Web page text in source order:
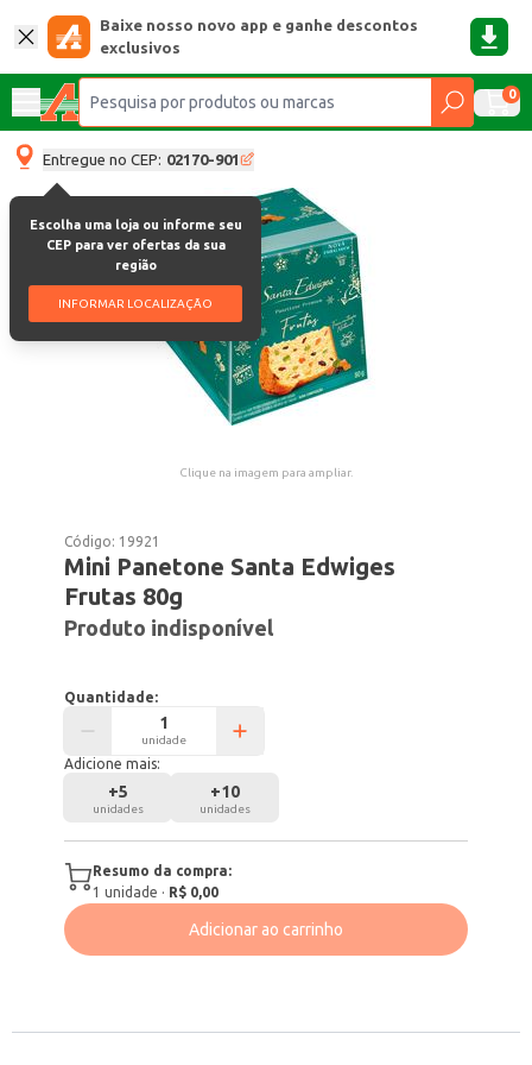
Baixe nosso novo app e ganhe descontos
exclusivos
0
Entregue no CEP: 02170-901
Escolha uma loja ou informe seu
CEP para ver ofertas da sua
região
INFORMAR LOCALIZAÇÃO
Clique na imagem para ampliar.
Código: 19921
Mini Panetone Santa Edwiges
Frutas 80g
Produto indisponível
Quantidade:
unidade
Adicione mais:
+5
unidades
+10
unidades
Resumo da compra:
1 unidade · R$ 0,00
Adicionar ao carrinho